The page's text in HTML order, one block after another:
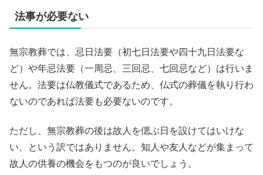
法事が必要ない
無宗教葬では、忌日法要（初七日法要や四十九日法要な
ど）や年忌法要（一周忌、三回忌、七回忌など）は行いま
せん。法要は仏教儀式であるため、仏式の葬儀を執り行わ
ないのであれば法要も必要ないのです。
ただし、無宗教葬の後は故人を偲ぶ日を設けてはいけな
い、という訳ではありません。知人や友人などが集まって
故人の供養の機会をもつのが良いでしょう。